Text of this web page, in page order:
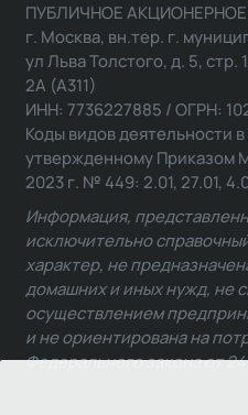
ПУБЛИЧНОЕ
г. Москва, вн.тер. г.
ул Льва Толстого, д. 5,
2А (А311)
ИНН: 7736227885 / ОГРН:
Коды видов деятельности
утвержденному Приказом
2023 г. № 449: 2.01, 27.01,
Информация,
исключительно
характер, не
домашних и иных нужд, не
осуществлением
и не ориентирована на
Федерального закона от